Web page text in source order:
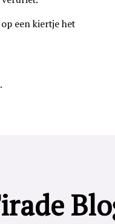
een kiertje het